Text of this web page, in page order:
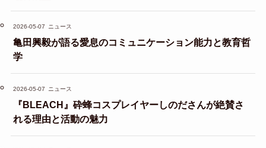
2026-05-07 ニュース
亀田興毅が語る愛息のコミュニケーション能力と教育哲
学
2026-05-07 ニュース
『BLEACH』砕蜂コスプレイヤーしのださんが絶賛さ
れる理由と活動の魅力